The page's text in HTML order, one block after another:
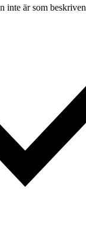
inte är som beskriven